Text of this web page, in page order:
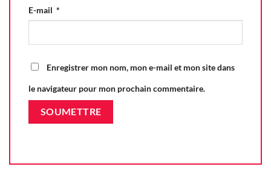
E-mail *
Enregistrer mon nom, mon e-mail et mon site dans
le navigateur pour mon prochain commentaire.